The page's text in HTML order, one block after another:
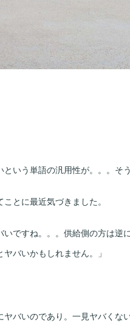
いう単語の汎用性が。。。そ
とに最近気づきました。
いですね。。。供給側の方は
バいかもしれません。」
バいのであり。一見ヤバくな